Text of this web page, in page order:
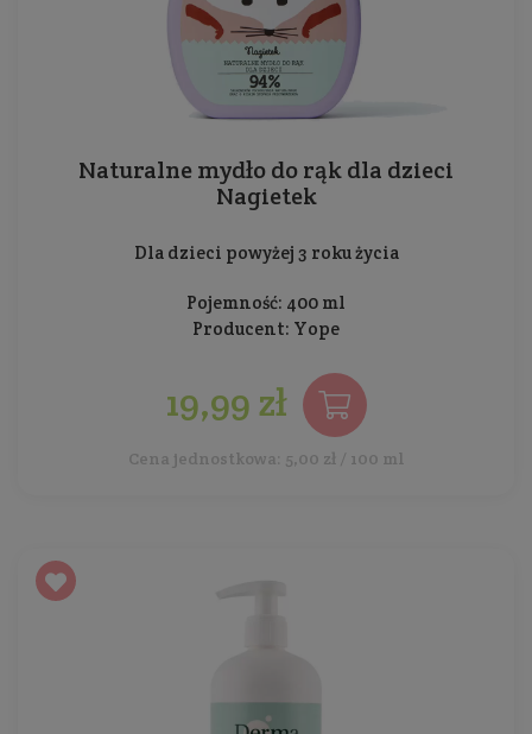
Naturalne mydło do rąk dla dzieci
Nagietek
Dla dzieci powyżej 3 roku życia
Pojemność: 400 ml
Producent: Yope
19,99 zł
Cena jednostkowa: 5,00 zł / 100 ml